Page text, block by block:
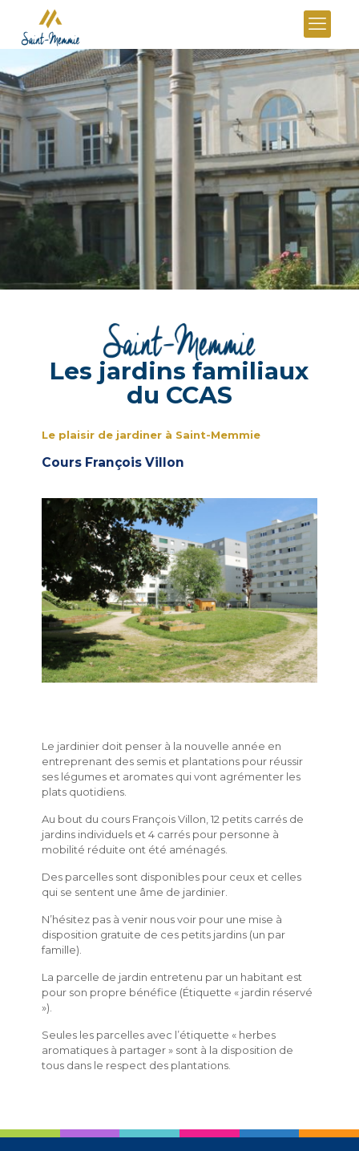
Les jardins familiaux
du CCAS
Le plaisir de jardiner à Saint-Memmie
Cours François Villon
Le jardinier doit penser à la nouvelle année en
entreprenant des semis et plantations pour réussir
ses légumes et aromates qui vont agrémenter les
plats quotidiens.
Au bout du cours François Villon, 12 petits carrés de
jardins individuels et 4 carrés pour personne à
mobilité réduite ont été aménagés.
Des parcelles sont disponibles pour ceux et celles
qui se sentent une âme de jardinier.
N’hésitez pas à venir nous voir pour une mise à
disposition gratuite de ces petits jardins (un par
famille).
La parcelle de jardin entretenu par un habitant est
pour son propre bénéfice (Étiquette « jardin réservé
»).
Seules les parcelles avec l’étiquette « herbes
aromatiques à partager » sont à la disposition de
tous dans le respect des plantations.